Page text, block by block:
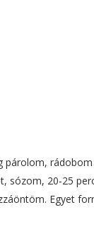
sózom, 20-25
Egyet